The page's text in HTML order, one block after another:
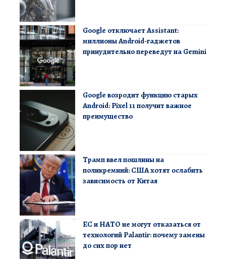
Google отключает Assistant:
миллионы Android-гаджетов
принудительно переведут на Gemini
Google возродит функцию старых
Android: Pixel 11 получит важное
преимущество
Трамп ввел пошлины на
поликремний: США хотят ослабить
зависимость от Китая
ЕС и НАТО не могут отказаться от
технологий Palantir: почему замены
до сих пор нет